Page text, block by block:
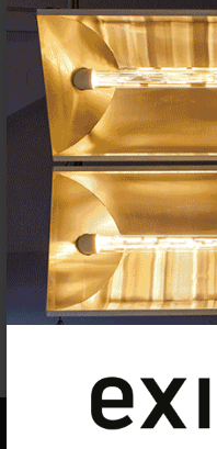
2
destacar
CONVOCATORIAS 12